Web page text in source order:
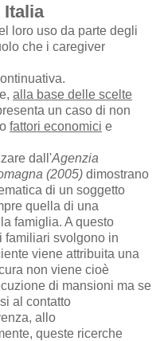
Italia
loro uso da parte degli
che i caregiver
alla base delle scelte
un caso di non
fattori economici e
dall'Agenzia
(2005) dimostrano
di un soggetto
quella di una
famiglia. A questo
familiari svolgono in
viene attribuita una
non viene cioè
di mansioni ma se
al contatto
allo
queste ricerche